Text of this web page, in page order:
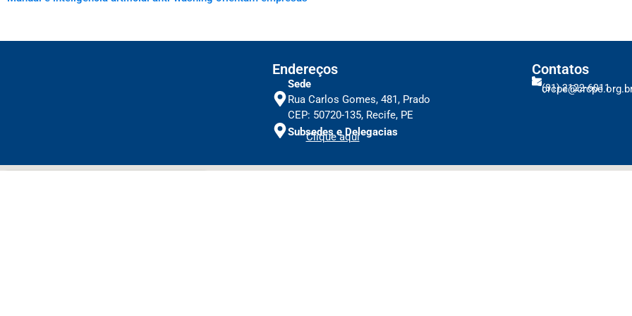
Endereços
Sede
Rua Carlos Gomes, 481, Prado
CEP: 50720-135, Recife, PE
Subsedes e Delegacias
Clique aqui
Contatos
(81) 2122-6011